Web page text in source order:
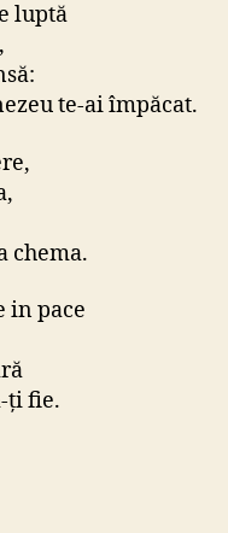
luptă
te-ai împăcat.
chema.
in pace
ți fie.